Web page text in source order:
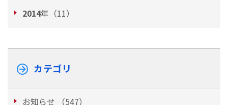
2014年（11）
カテゴリ
お知らせ （547）